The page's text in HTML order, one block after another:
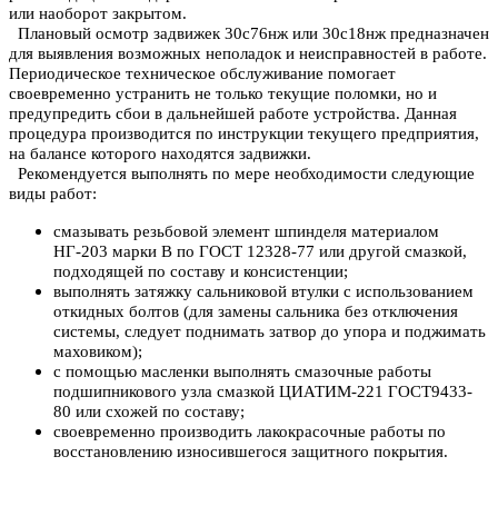
или наоборот закрытом.
Плановый осмотр задвижек 30с76нж или 30с18нж предназначен
для выявления возможных неполадок и неисправностей в работе.
Периодическое техническое обслуживание помогает
своевременно устранить не только текущие поломки, но и
предупредить сбои в дальнейшей работе устройства. Данная
процедура производится по инструкции текущего предприятия,
на балансе которого находятся задвижки.
Рекомендуется выполнять по мере необходимости следующие
виды работ:
смазывать резьбовой элемент шпинделя материалом
НГ-203 марки B по ГОСТ 12328-77 или другой смазкой,
подходящей по составу и консистенции;
выполнять затяжку сальниковой втулки с использованием
откидных болтов (для замены сальника без отключения
системы, следует поднимать затвор до упора и поджимать
маховиком);
с помощью масленки выполнять смазочные работы
подшипникового узла смазкой ЦИАТИМ-221 ГОСТ9433-
80 или схожей по составу;
своевременно производить лакокрасочные работы по
восстановлению износившегося защитного покрытия.